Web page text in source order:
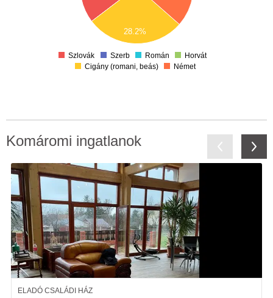
28.2%
Szlovák Szerb Román
Horvát
Cigány (romani, beás)
Német
Komáromi ingatlanok
ELADÓ CSALÁDI HÁZ